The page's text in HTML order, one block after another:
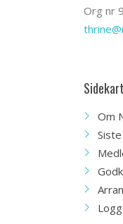
Org nr
Sidekart
Om